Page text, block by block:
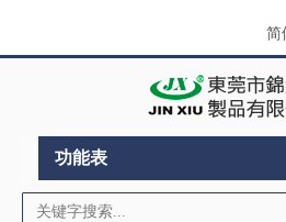
简
功能表